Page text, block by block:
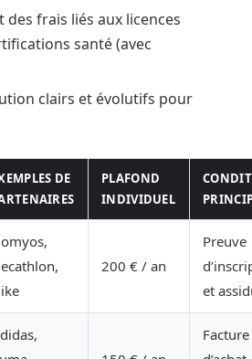
frais liés aux licences
santé (avec
clairs et évolutifs pour
DE
PLAFOND
INDIVIDUEL
200 € / an
Preuve
et
Facture